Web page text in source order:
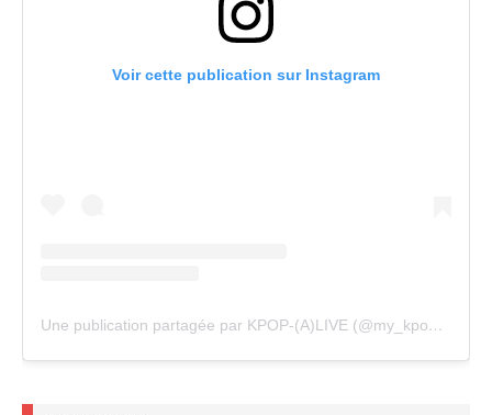
Voir cette publication sur Instagram
Une publication partagée par KPOP-(A)LIVE (@my_kpopalive)